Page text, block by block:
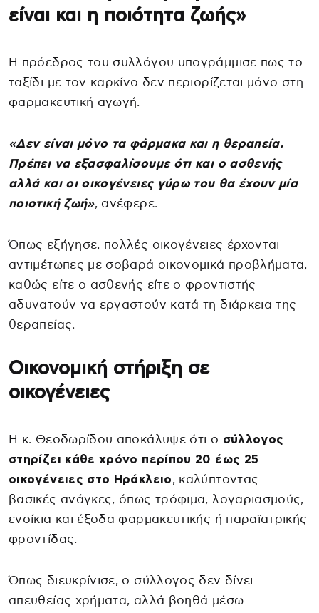
είναι και η ποιότητα ζωής»
Η πρόεδρος του συλλόγου υπογράμμισε πως το
ταξίδι με τον καρκίνο δεν περιορίζεται μόνο στη
φαρμακευτική αγωγή.
«Δεν είναι μόνο τα φάρμακα και η θεραπεία.
Πρέπει να εξασφαλίσουμε ότι και ο ασθενής
αλλά και οι οικογένειες γύρω του θα έχουν μία
ποιοτική ζωή», ανέφερε.
Όπως εξήγησε, πολλές οικογένειες έρχονται
αντιμέτωπες με σοβαρά οικονομικά προβλήματα,
καθώς είτε ο ασθενής είτε ο φροντιστής
αδυνατούν να εργαστούν κατά τη διάρκεια της
θεραπείας.
Οικονομική στήριξη σε
οικογένειες
Η κ. Θεοδωρίδου αποκάλυψε ότι ο σύλλογος
στηρίζει κάθε χρόνο περίπου 20 έως 25
οικογένειες στο Ηράκλειο, καλύπτοντας
βασικές ανάγκες, όπως τρόφιμα, λογαριασμούς,
ενοίκια και έξοδα φαρμακευτικής ή παραϊατρικής
φροντίδας.
Όπως διευκρίνισε, ο σύλλογος δεν δίνει
απευθείας χρήματα, αλλά βοηθά μέσω